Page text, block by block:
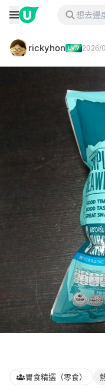
rickyhon 2026/
胃食精選（零食）